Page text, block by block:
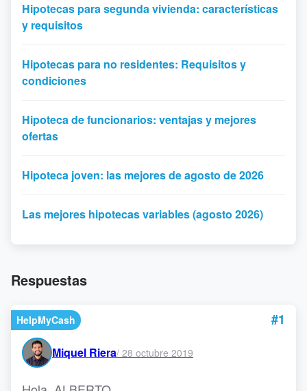
Hipotecas para segunda vivienda: características
y requisitos
Hipotecas para no residentes: Requisitos y
condiciones
Hipoteca de funcionarios: ventajas y mejores
ofertas
Hipoteca joven: las mejores de agosto de 2026
Las mejores hipotecas variables (agosto 2026)
Respuestas
HelpMyCash #1
Miquel Riera/ 28 octubre 2019